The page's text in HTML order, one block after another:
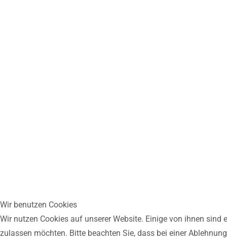
Wir benutzen Cookies
Wir nutzen Cookies auf unserer Website. Einige von ihnen
zulassen möchten. Bitte beachten Sie, dass bei einer